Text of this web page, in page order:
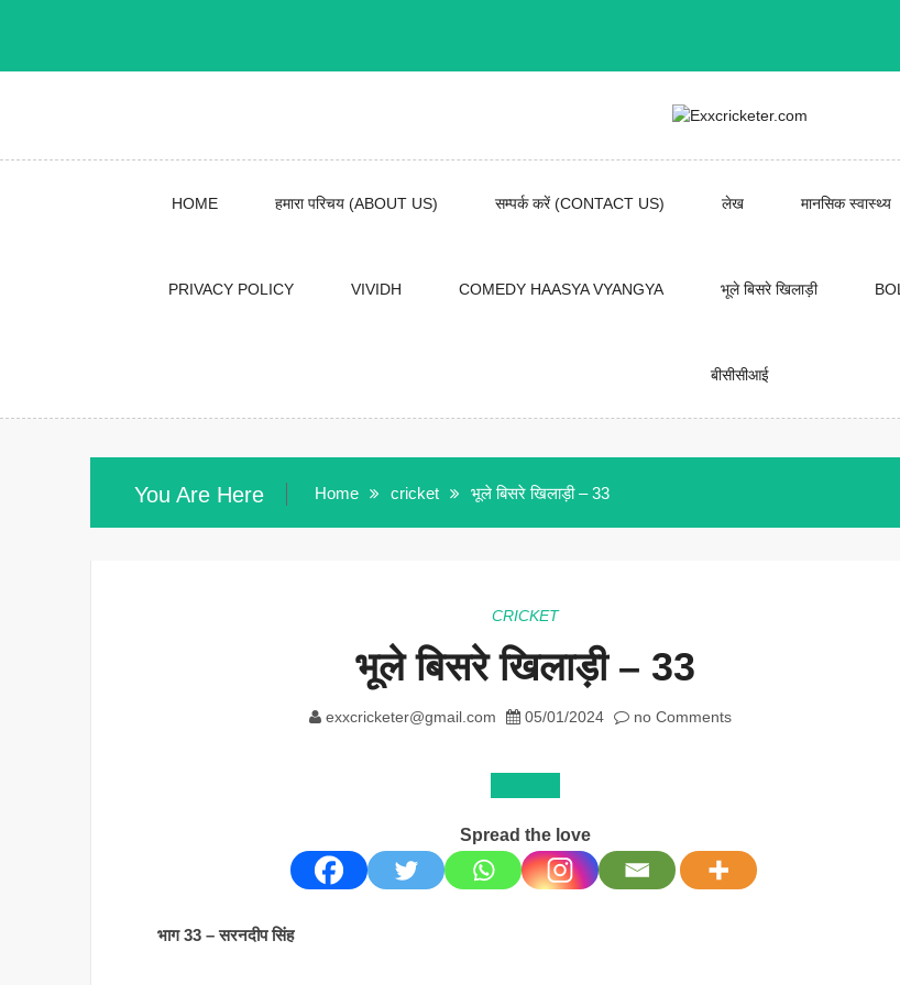
HOME हमारा परिचय (ABOUT US) सम्पर्क करें (CONTACT US) लेख मानसिक स्वास्थ्य
PRIVACY POLICY VIVIDH COMEDY HAASYA VYANGYA भूले बिसरे खिलाड़ी
बीसीसीआई
You Are Here Home cricket भूले बिसरे खिलाड़ी – 33
CRICKET
भूले बिसरे खिलाड़ी – 33
exxcricketer@gmail.com 05/01/2024 no Comments
Spread the love
भाग 33 – सरनदीप सिंह